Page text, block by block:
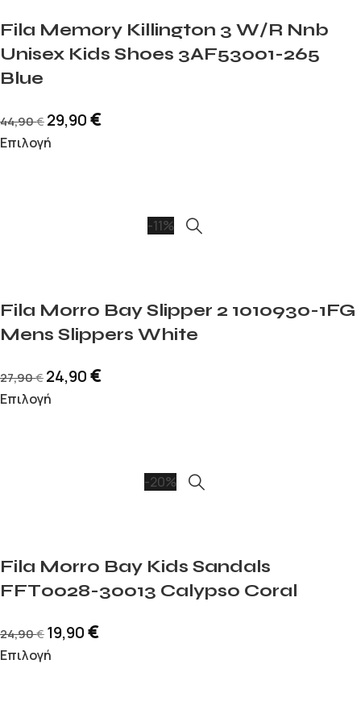
Fila Memory Killington 3 W/R Nnb
Unisex Kids Shoes 3AF53001-265
Blue
44,90€ 29,90€
Επιλογή
-11%
Fila Morro Bay Slipper 2 1010930-1FG
Mens Slippers White
27,90€ 24,90€
Επιλογή
-20%
Fila Morro Bay Kids Sandals
FFT0028-30013 Calypso Coral
24,90€ 19,90€
Επιλογή